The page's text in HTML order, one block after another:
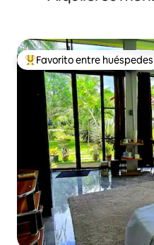
Favorito entre huéspedes
Favorito entre huéspedes